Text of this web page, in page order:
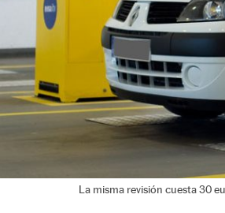
La misma revisión cuesta 30